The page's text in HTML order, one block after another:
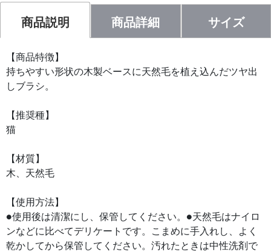
商品説明 商品詳細 サイズ
【商品特徴】
持ちやすい形状の木製ベースに天然毛を植え込んだツヤ出
しブラシ。
【推奨種】
猫
【材質】
木、天然毛
【使用方法】
●使用後は清潔にし、保管してください。●天然毛はナイロ
ンなどに比べてデリケートです。こまめに手入れし、よく
乾かしてから保管してください。汚れたときは中性洗剤で